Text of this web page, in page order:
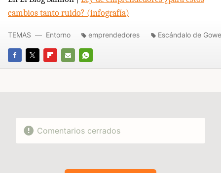
cambios tanto ruido? (infografía)
FACEBOOK
TWITTERFLIPBOARD
E-
WHATSAPP
TEMAS Entorno emprendedores Escándalo de
Comentarios cerrados